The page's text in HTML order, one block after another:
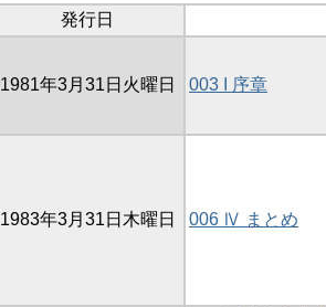
発行日
1981年3月31日火曜日 003 I 序章
1983年3月31日木曜日 006 Ⅳ まとめ